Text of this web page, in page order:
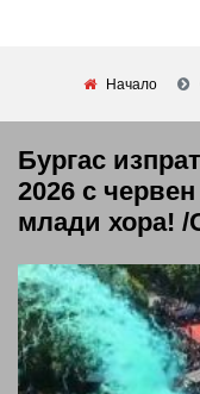
Начало
Бургас
2026 с
млади хора!